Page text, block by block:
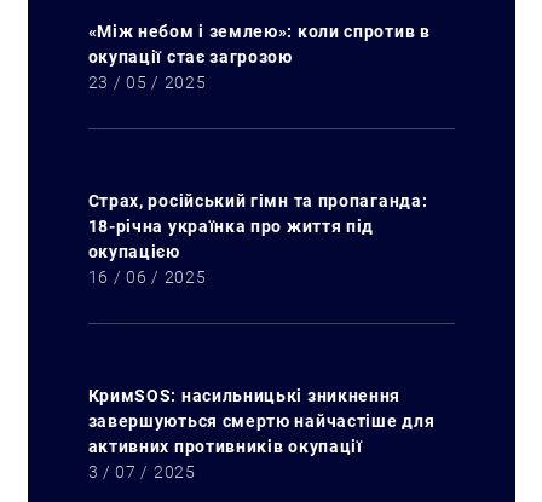
«Між небом і землею»: коли спротив в
окупації стає загрозою
23 / 05 / 2025
Страх, російський гімн та пропаганда:
18-річна українка про життя під
окупацією
16 / 06 / 2025
КримSOS: насильницькі зникнення
завершуються смертю найчастіше для
активних противників окупації
3 / 07 / 2025